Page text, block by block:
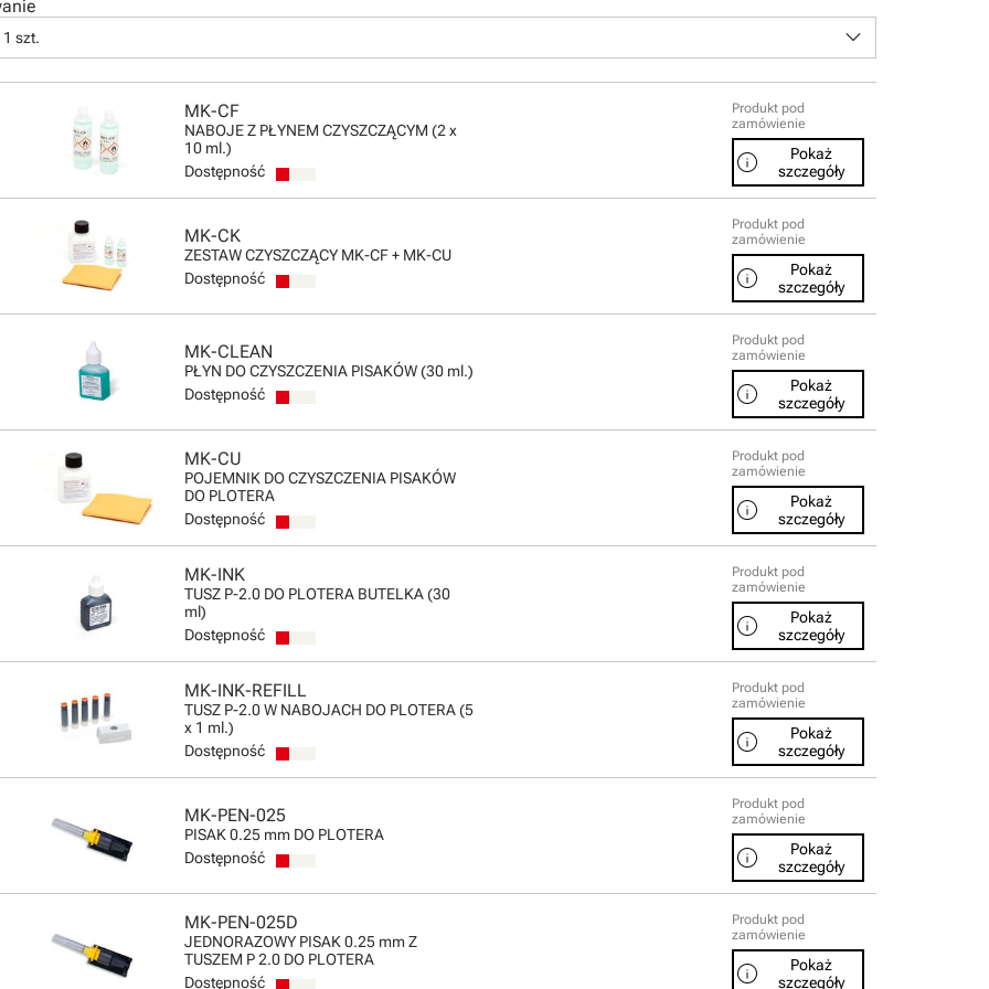
szt. keyboard_arrow_down
MK-CF
NABOJE Z PŁYNEM CZYSZCZĄCYM (2 x
10 ml.)
Dostępność
Produkt pod
zamówienie
info
Pokaż
szczegóły
MK-CK
ZESTAW CZYSZCZĄCY MK-CF + MK-CU
Dostępność
Produkt pod
zamówienie
info
Pokaż
szczegóły
MK-CLEAN
PŁYN DO CZYSZCZENIA PISAKÓW (30 ml.)
Dostępność
Produkt pod
zamówienie
info
Pokaż
szczegóły
MK-CU
POJEMNIK DO CZYSZCZENIA PISAKÓW
DO PLOTERA
Dostępność
Produkt pod
zamówienie
info
Pokaż
szczegóły
MK-INK
TUSZ P-2.0 DO PLOTERA BUTELKA (30
ml)
Dostępność
Produkt pod
zamówienie
info
Pokaż
szczegóły
MK-INK-REFILL
TUSZ P-2.0 W NABOJACH DO PLOTERA (5
x 1 ml.)
Dostępność
Produkt pod
zamówienie
info
Pokaż
szczegóły
MK-PEN-025
PISAK 0.25 mm DO PLOTERA
Dostępność
Produkt pod
zamówienie
info
Pokaż
szczegóły
MK-PEN-025D
JEDNORAZOWY PISAK 0.25 mm Z
TUSZEM P 2.0 DO PLOTERA
Dostępność
Produkt pod
zamówienie
info
Pokaż
szczegóły